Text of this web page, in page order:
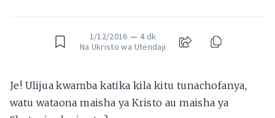
1/12/2016 — 4 dk
Na Ukristo wa Utendaji
Je! Ulijua kwamba katika kila kitu tunachofanya,
watu wataona maisha ya Kristo au maisha ya